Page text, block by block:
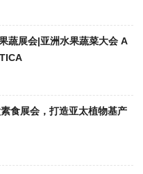
蔬展会|亚洲水果蔬菜大会 A
食展会，打造亚太植物基产